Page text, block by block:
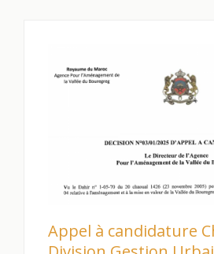
Appel à candidature